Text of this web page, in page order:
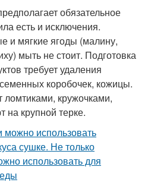
обязательное
есть и исключения.
и мягкие ягоды (малину,
мыть не стоит. Подготовка
требует удаления
коробочек, кожицы.
кружочками,
на крупной терке.